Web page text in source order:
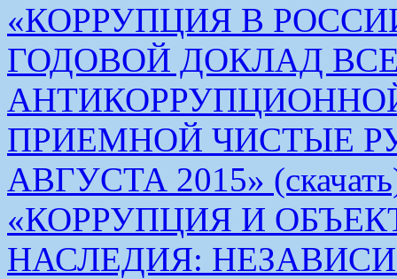
«КОРРУПЦИЯ В
ГОДОВОЙ ДОКЛАД
ПРИЕМНОЙ ЧИСТЫЕ
АВГУСТА 2015»
«КОРРУПЦИЯ И
НАСЛЕДИЯ: